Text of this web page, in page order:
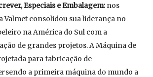
Especiais e Embalagem:nos
Valmet consolidou sua liderança no
na América do Sul com a
de grandes projetos. A Máquina de
para fabricação de
sendo a primeira máquina do mundo a